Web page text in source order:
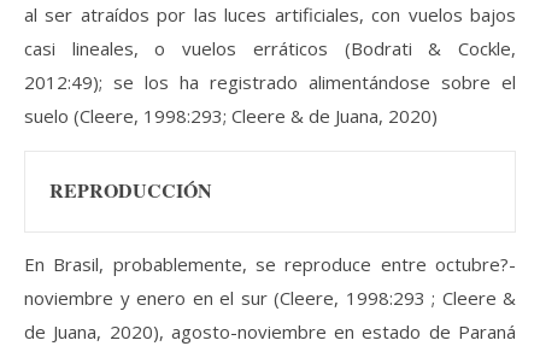
al ser atraídos por las luces artificiales, con vuelos bajos
casi lineales, o vuelos erráticos (Bodrati & Cockle,
2012:49); se los ha registrado alimentándose sobre el
suelo (Cleere, 1998:293; Cleere & de Juana, 2020)
REPRODUCCIÓN
En Brasil, probablemente, se reproduce entre octubre?-
noviembre y enero en el sur (Cleere, 1998:293 ; Cleere &
de Juana, 2020), agosto-noviembre en estado de Paraná